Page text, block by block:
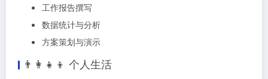
工作报告撰写
数据统计与分析
方案策划与演示
👨‍👩‍👧‍👦 个人生活